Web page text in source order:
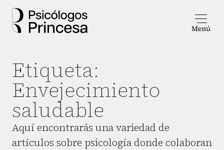
Etiqueta:
Envejecimiento
saludable
Aquí encontrarás una variedad de
artículos sobre psicología donde colaboran